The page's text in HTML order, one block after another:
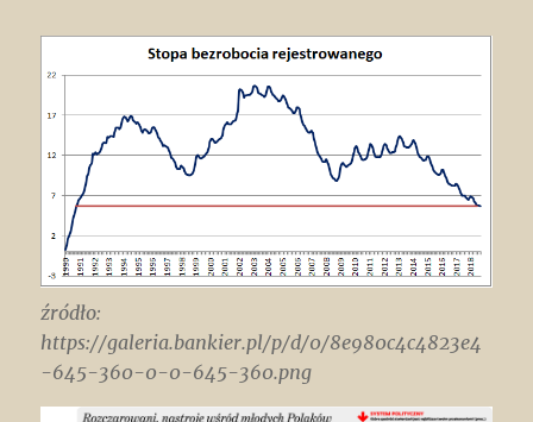
źródło:
https://galeria.bankier.pl/p/d/0/8e980c4c4823e4
-645-360-0-0-645-360.png